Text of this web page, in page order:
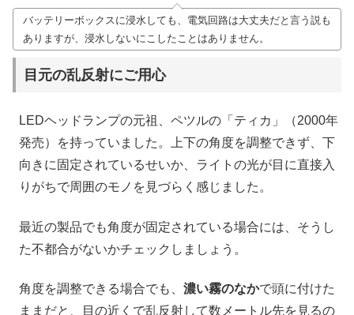
バッテリーボックスに浸水しても、電気回路は大丈夫だと言う説も
ありますが、浸水しないにこしたことはありません。
目元の乱反射にご用心
LEDヘッドランプの元祖、ペツルの「ティカ」（2000年
発売）を持っていました。上下の角度を調整できず、下
向きに固定されているせいか、ライトの光が目に直接入
りがちで周囲のモノを見づらく感じました。
最近の製品でも角度が固定されている場合には、そうし
た不都合がないかチェックしましょう。
角度を調整できる場合でも、 濃い霧のなかで頭に付けた
ままだと、目の近くで乱反射して数メートル先を見るの